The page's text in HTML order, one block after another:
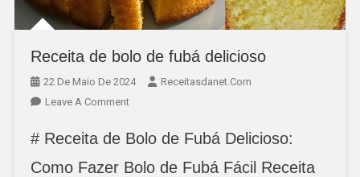
Receita de bolo de fubá delicioso
22 De Maio De 2024
Receitasdanet.com
Leave A CommentOn
De
# Receita de Bolo de Fubá Delicioso:
Como Fazer Bolo de Fubá Fácil Receita